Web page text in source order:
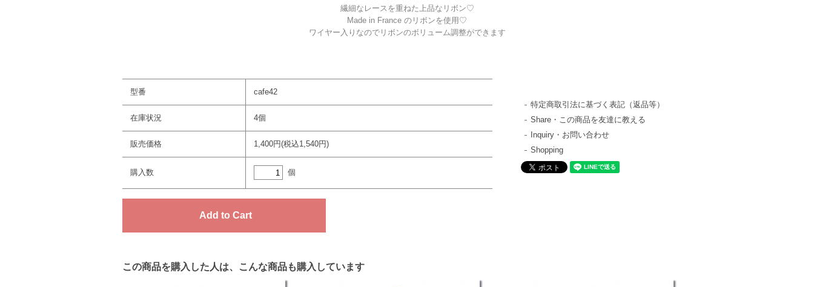
繊細なレースを重ねた上品なリボン♡
Made in France のリボンを使用♡
ワイヤー入りなのでリボンのボリューム調整ができます
型番 cafe42
在庫状況 4個
販売価格 1,400円(税込1,540円)
購入数 個
特定商取引法に基づく表記（返品等）
Share・この商品を友達に教える
Inquiry・お問い合わせ
Shopping
この商品を購入した人は、こんな商品も購入しています